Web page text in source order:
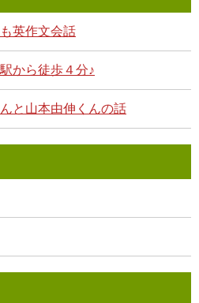
英作文会話
から徒歩４分♪
と山本由伸くんの話